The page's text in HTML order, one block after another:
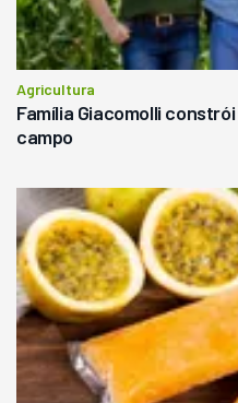
Agricultura
Família Giacomolli
campo